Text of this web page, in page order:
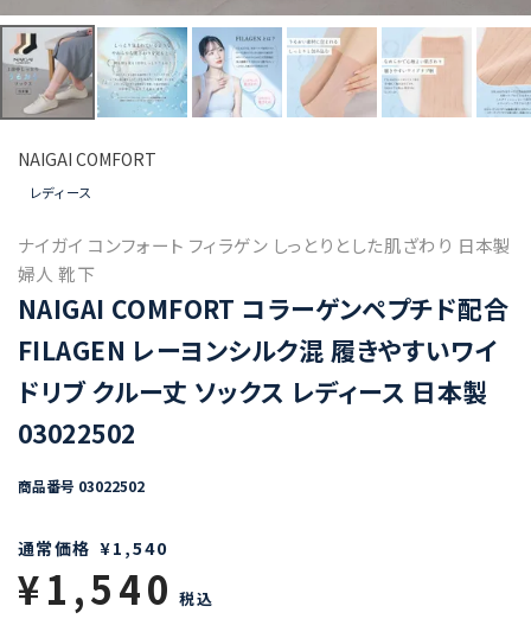
NAIGAI COMFORT
レディース
ナイガイ コンフォート フィラゲン しっとりとした肌ざわり 日本製
婦人 靴下
NAIGAI COMFORT コラーゲンペプチド配合
FILAGEN レーヨンシルク混 履きやすいワイ
ドリブ クルー丈 ソックス レディース 日本製
03022502
商品番号 03022502
通常価格 ¥1,540
¥1,540 税込